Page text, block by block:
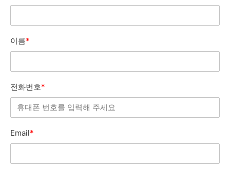
이름*
전화번호*
Email*